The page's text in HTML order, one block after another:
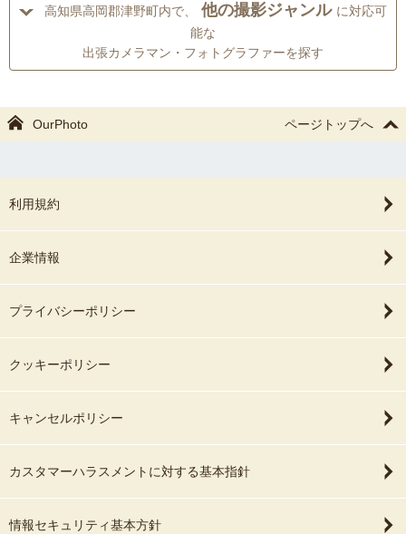
高知県高岡郡津野町内で、 他の撮影ジャンル に対応可
能な
出張カメラマン・フォトグラファーを探す
OurPhoto ページトップへ
利用規約
企業情報
プライバシーポリシー
クッキーポリシー
キャンセルポリシー
カスタマーハラスメントに対する基本指針
情報セキュリティ基本方針